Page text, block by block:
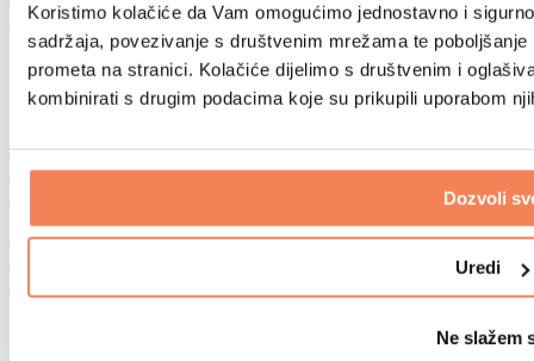
Koristimo kolačiće da Vam omogućimo jednostavno i
sadržaja, povezivanje s društvenim mrežama te
prometa na stranici. Kolačiće dijelimo s društvenim i
kombinirati s drugim podacima koje su prikupili uporabom
Dozvoli
Uredi
Ne slažem
Biciklizam
Joga i pilates
Kupanje hladnom vodom
Plivanje
Planinarenje
Biohacking
Terapija crvenim svjetlom
Eko kućanstvo